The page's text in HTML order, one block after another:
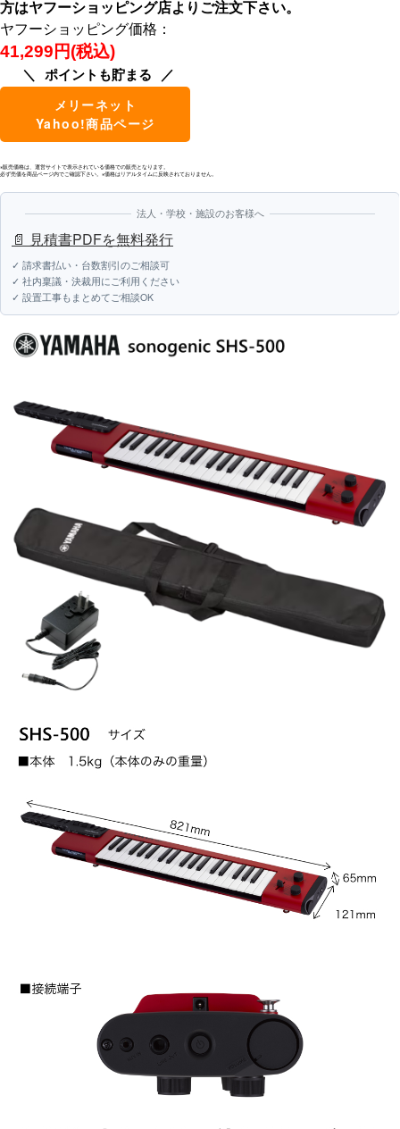
方はヤフーショッピング店よりご注文下さい。
ヤフーショッピング価格：
41,299円(税込)
ポイントも貯まる
メリーネット
Yahoo!商品ページ
※販売価格は、運営サイトで表示されている価格での販売となります。
必ず売価を商品ページ内でご確認下さい。※価格はリアルタイムに反映されておりません。
法人・学校・施設のお客様へ
📄 見積書PDFを無料発行
✓ 請求書払い・台数割引のご相談可
✓ 社内稟議・決裁用にご利用ください
✓ 設置工事もまとめてご相談OK